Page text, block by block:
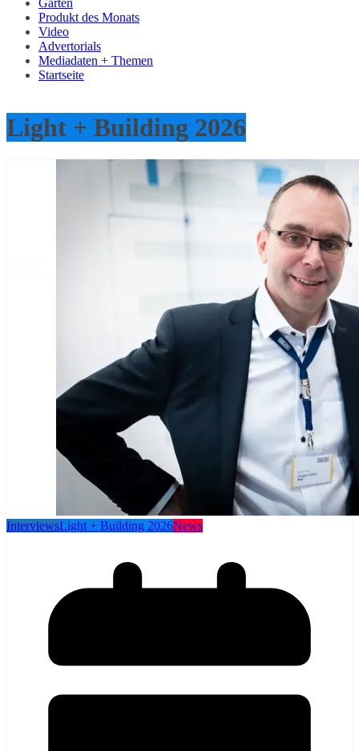
Garten
Produkt des Monats
Video
Advertorials
Mediadaten + Themen
Startseite
Light + Building 2026
InterviewsLight + Building 2026News